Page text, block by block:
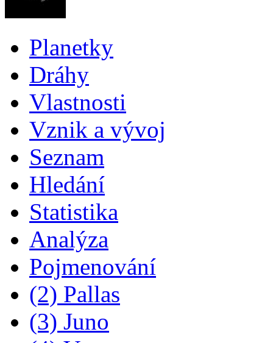
Planetky
Dráhy
Vlastnosti
Vznik a vývoj
Seznam
Hledání
Statistika
Analýza
Pojmenování
(2) Pallas
(3) Juno